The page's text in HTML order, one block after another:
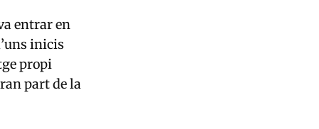
entrar en
inicis
propi
part de la